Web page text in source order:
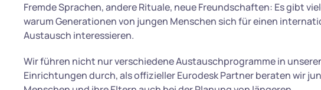
Fremde Sprachen, andere Rituale, neue Freundschaften: Es gibt
warum Generationen von jungen Menschen sich für einen
Austausch interessieren.
Wir führen nicht nur verschiedene Austauschprogramme in
Einrichtungen durch, als offizieller Eurodesk Partner beraten wir